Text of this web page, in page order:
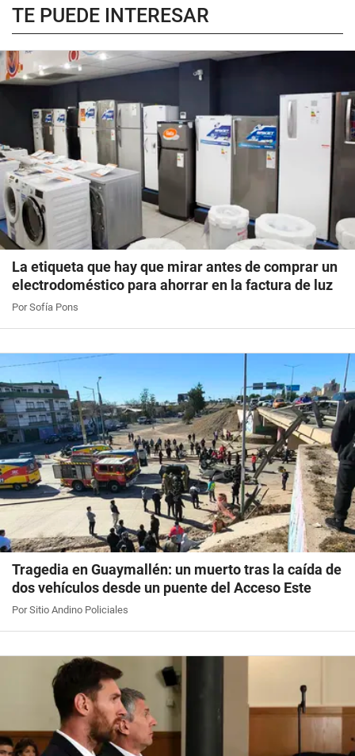
TE PUEDE INTERESAR
La etiqueta que hay que mirar antes de comprar un
electrodoméstico para ahorrar en la factura de luz
Por Sofía Pons
Tragedia en Guaymallén: un muerto tras la caída de
dos vehículos desde un puente del Acceso Este
Por Sitio Andino Policiales